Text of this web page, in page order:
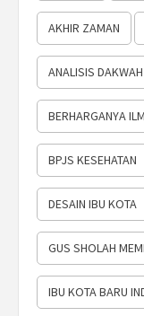
AKHIR ZAMAN
ANALISIS DAKWAH
BERHARGANYA
BPJS KESEHATAN
DESAIN IBU KOTA
GUS SHOLAH
IBU KOTA BARU